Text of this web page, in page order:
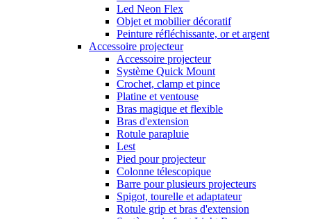
Led Neon Flex
Objet et mobilier décoratif
Peinture réfléchissante, or et argent
Accessoire projecteur
Accessoire projecteur
Système Quick Mount
Crochet, clamp et pince
Platine et ventouse
Bras magique et flexible
Bras d'extension
Rotule parapluie
Lest
Pied pour projecteur
Colonne télescopique
Barre pour plusieurs projecteurs
Spigot, tourelle et adaptateur
Rotule grip et bras d'extension